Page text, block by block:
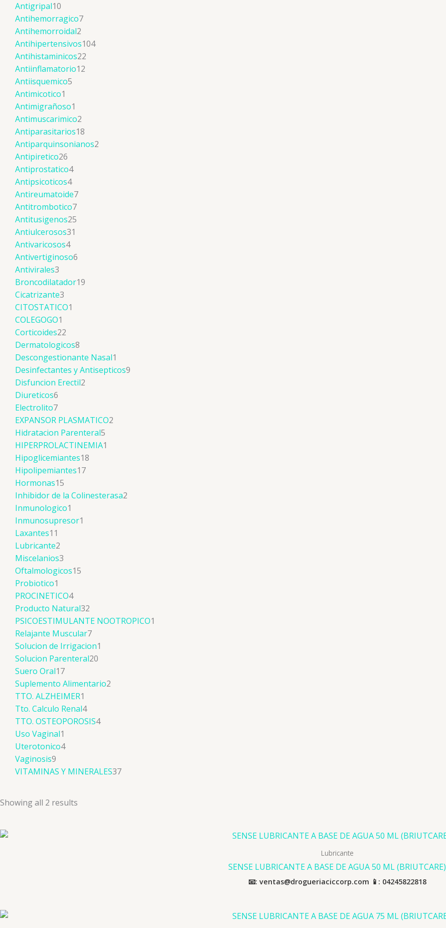
Antigripal10
Antihemorragico7
Antihemorroidal2
Antihipertensivos104
Antihistaminicos22
Antiinflamatorio12
Antiisquemico5
Antimicotico1
Antimigrañoso1
Antimuscarimico2
Antiparasitarios18
Antiparquinsonianos2
Antipiretico26
Antiprostatico4
Antipsicoticos4
Antireumatoide7
Antitrombotico7
Antitusigenos25
Antiulcerosos31
Antivaricosos4
Antivertiginoso6
Antivirales3
Broncodilatador19
Cicatrizante3
CITOSTATICO1
COLEGOGO1
Corticoides22
Dermatologicos8
Descongestionante Nasal1
Desinfectantes y Antisepticos9
Disfuncion Erectil2
Diureticos6
Electrolito7
EXPANSOR PLASMATICO2
Hidratacion Parenteral5
HIPERPROLACTINEMIA1
Hipoglicemiantes18
Hipolipemiantes17
Hormonas15
Inhibidor de la Colinesterasa2
Inmunologico1
Inmunosupresor1
Laxantes11
Lubricante2
Miscelanios3
Oftalmologicos15
Probiotico1
PROCINETICO4
Producto Natural32
PSICOESTIMULANTE NOOTROPICO1
Relajante Muscular7
Solucion de Irrigacion1
Solucion Parenteral20
Suero Oral17
Suplemento Alimentario2
TTO. ALZHEIMER1
Tto. Calculo Renal4
TTO. OSTEOPOROSIS4
Uso Vaginal1
Uterotonico4
Vaginosis9
VITAMINAS Y MINERALES37
Showing all 2 results
Lubricante
SENSE LUBRICANTE A BASE DE AGUA 50 ML (BRIUTCARE)
📧: ventas@drogueriaciccorp.com 📱: 04245822818